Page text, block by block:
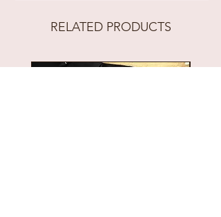
RELATED PRODUCTS